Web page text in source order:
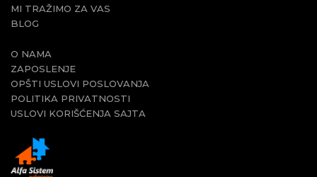
MI TRAŽIMO ZA VAS
BLOG
O NAMA
ZAPOSLENJE
OPŠTI USLOVI POSLOVANJA
POLITIKA PRIVATNOSTI
USLOVI KORIŠĆENJA SAJTA